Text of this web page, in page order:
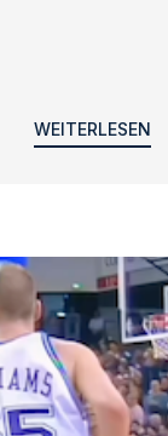
WEITERLESEN